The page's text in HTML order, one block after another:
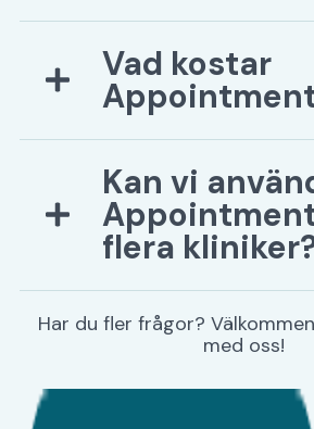
bokningssystem och
automatiskt tillgängliga
Vad kostar
er verksamhet och era
Kan vi
flera
widget och anpassa
Har du fler frågor?
med oss!